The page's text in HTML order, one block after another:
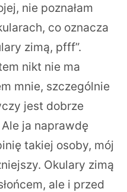
nie poznałam
co oznacza
zimą, pfff”.
nikt nie ma
mnie, szczególnie
jest dobrze
ja naprawdę
takiej osoby, mój
Okulary zimą
ale i przed